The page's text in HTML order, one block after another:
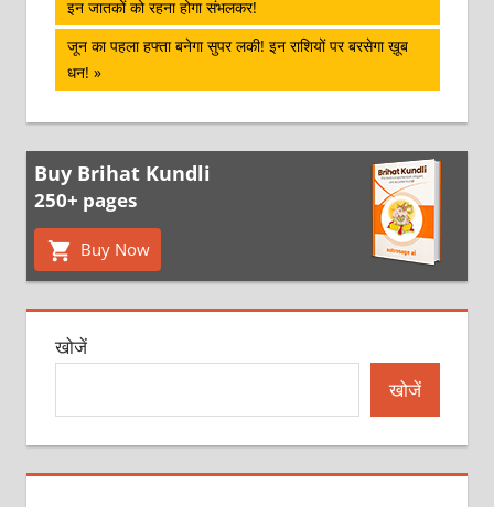
नेविगेशन
Post:
इन जातकों को रहना होगा संभलकर!
Next
Post:
जून का पहला हफ्ता बनेगा सुपर लकी! इन राशियों पर बरसेगा ख़ूब
धन!
Buy Brihat Kundli
250+ pages
Buy Now
खोजें
खोजें